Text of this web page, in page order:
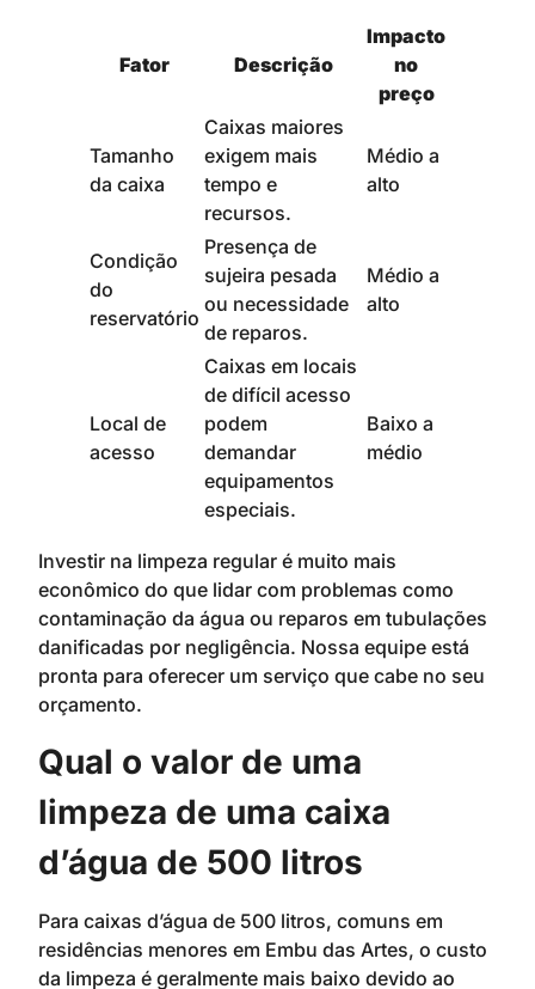
Fator Descrição
Impacto
no
preço
Tamanho
da caixa
Caixas maiores
exigem mais
tempo e
recursos.
Médio a
alto
Condição
do
reservatório
Presença de
sujeira pesada
ou necessidade
de reparos.
Médio a
alto
Local de
acesso
Caixas em locais
de difícil acesso
podem
demandar
equipamentos
especiais.
Baixo a
médio
Investir na limpeza regular é muito mais
econômico do que lidar com problemas como
contaminação da água ou reparos em tubulações
danificadas por negligência. Nossa equipe está
pronta para oferecer um serviço que cabe no seu
orçamento.
Qual o valor de uma
limpeza de uma caixa
d’água de 500 litros
Para caixas d’água de 500 litros, comuns em
residências menores em Embu das Artes, o custo
da limpeza é geralmente mais baixo devido ao